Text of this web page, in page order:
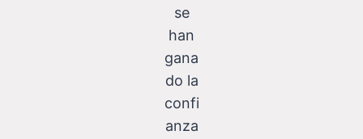
se
han
gana
do la
confi
anza